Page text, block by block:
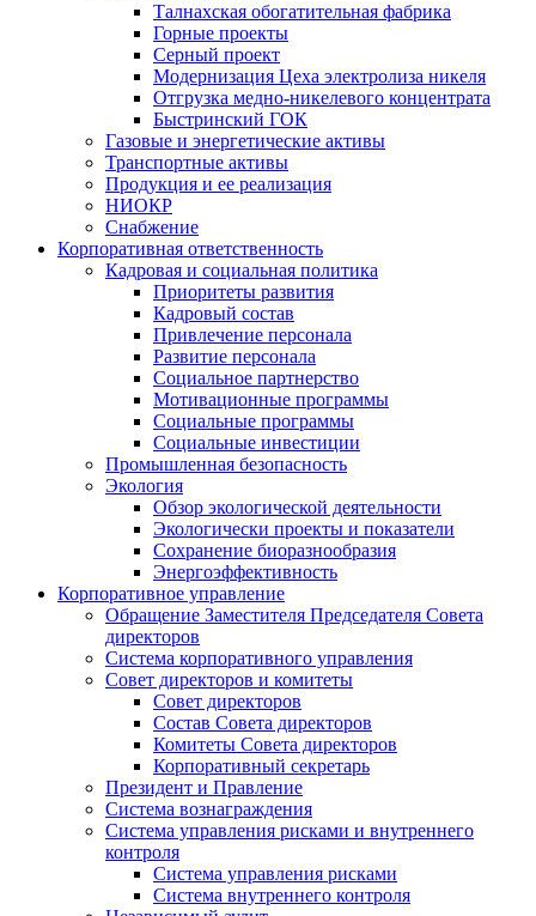
Талнахская обогатительная фабрика
Горные проекты
Серный проект
Модернизация Цеха электролиза никеля
Отгрузка медно-никелевого концентрата
Быстринский ГОК
Газовые и энергетические активы
Транспортные активы
Продукция и ее реализация
НИОКР
Снабжение
Корпоративная ответственность
Кадровая и социальная политика
Приоритеты развития
Кадровый состав
Привлечение персонала
Развитие персонала
Социальное партнерство
Мотивационные программы
Социальные программы
Социальные инвестиции
Промышленная безопасность
Экология
Обзор экологической деятельности
Экологически проекты и показатели
Сохранение биоразнообразия
Энергоэффективность
Корпоративное управление
Обращение Заместителя Председателя Совета
директоров
Система корпоративного управления
Совет директоров и комитеты
Совет директоров
Состав Совета директоров
Комитеты Совета директоров
Корпоративный секретарь
Президент и Правление
Система вознаграждения
Система управления рисками и внутреннего
контроля
Система управления рисками
Система внутреннего контроля